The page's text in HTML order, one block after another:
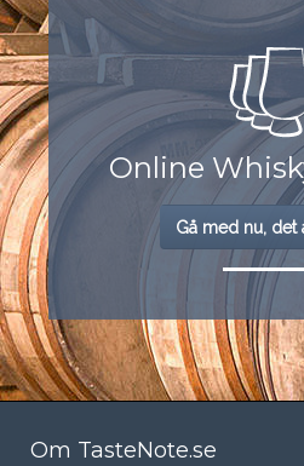
Online
Gå med nu, det
Om TasteNote.se